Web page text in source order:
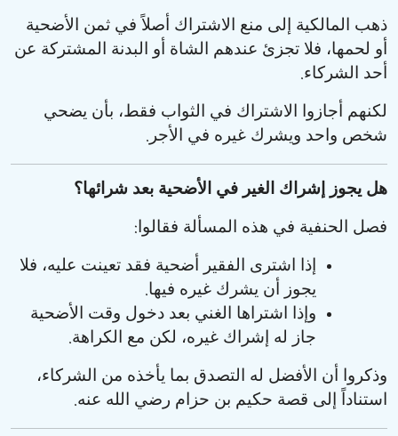
ذهب المالكية إلى منع الاشتراك أصلاً في ثمن الأضحية
أو لحمها، فلا تجزئ عندهم الشاة أو البدنة المشتركة عن
أحد الشركاء.
لكنهم أجازوا الاشتراك في الثواب فقط، بأن يضحي
شخص واحد ويشرك غيره في الأجر .
هل يجوز إشراك الغير في الأضحية بعد شرائها؟
فصل الحنفية في هذه المسألة فقالوا:
إذا اشترى الفقير أضحية فقد تعينت عليه، فلا
يجوز أن يشرك غيره فيها.
وإذا اشتراها الغني بعد دخول وقت الأضحية
جاز له إشراك غيره، لكن مع الكراهة.
وذكروا أن الأفضل له التصدق بما يأخذه من الشركاء،
استناداً إلى قصة حكيم بن حزام رضي الله عنه.